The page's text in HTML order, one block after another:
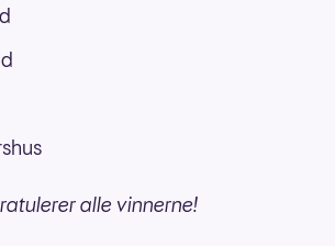
alle vinnerne!